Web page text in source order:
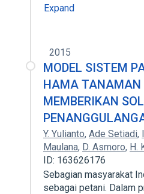
Expand
2015
MODEL SISTEM
HAMA TANAMAN
MEMBERIKAN
Y. Yulianto, Ade Setiadi,
Maulana, D. Asmoro, H.
ID: 163626176
Sebagian masyarakat
sebagai petani. Dalam